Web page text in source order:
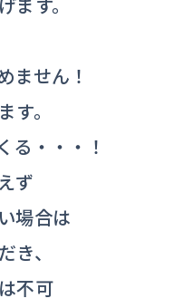
ません！
。
る・・・！
ず
場合は
き、
不可